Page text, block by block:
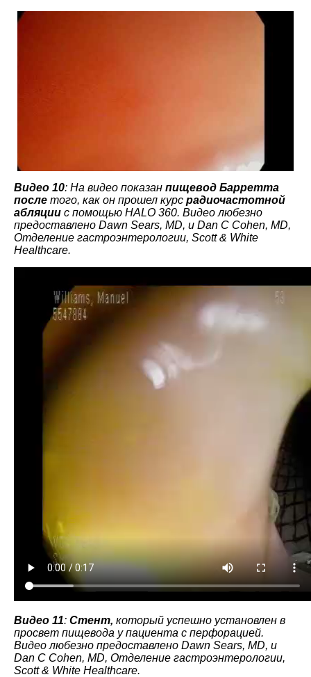
Видео 10: На видео показан пищевод Барретта
после того, как он прошел курс радиочастотной
абляции с помощью HALO 360. Видео любезно
предоставлено Dawn Sears, MD, и Dan C Cohen, MD,
Отделение гастроэнтерологии, Scott & White
Healthcare.
Видео 11: Стент, который успешно установлен в
просвет пищевода у пациента с перфорацией.
Видео любезно предоставлено Dawn Sears, MD, и
Dan C Cohen, MD, Отделение гастроэнтерологии,
Scott & White Healthcare.